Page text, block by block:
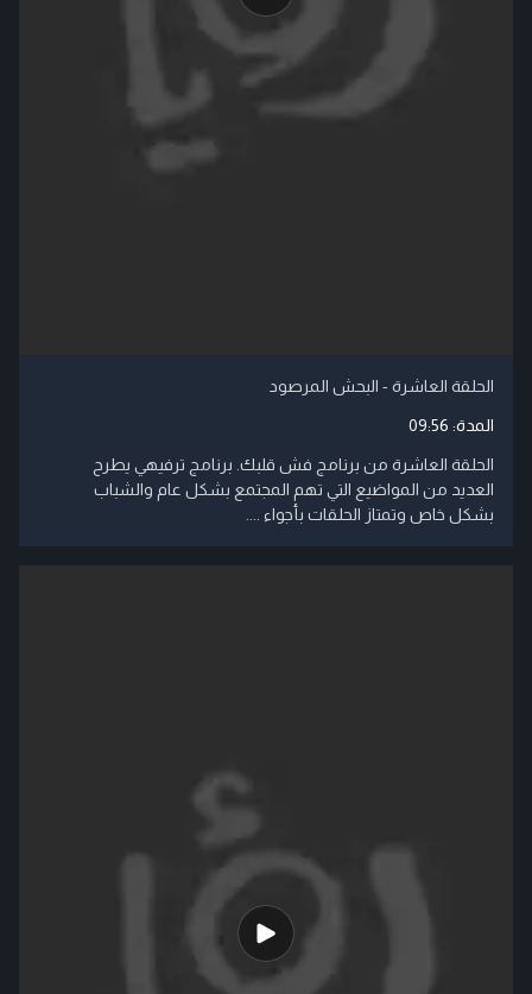
الحلقة العاشرة - البحش المرصود
المدة: 09:56
الحلقة العاشرة من برنامج فش قلبك. برنامج ترفيهي يطرح
العديد من المواضيع التي تهم المجتمع بشكل عام والشباب
بشكل خاص وتمتاز الحلقات بأجواء ....